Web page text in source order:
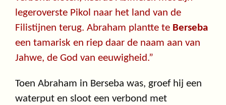
legeroverste Pikol naar het land van de
Filistijnen terug. Abraham plantte te Berseba
een tamarisk en riep daar de naam aan van
Jahwe, de God van eeuwigheid.”
Toen Abraham in Berseba was, groef hij een
waterput en sloot een verbond met